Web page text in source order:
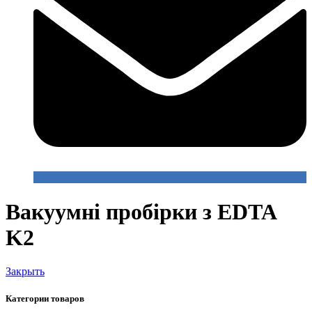
Вакуумні пробірки з EDTA
K2
Закрыть
Категории товаров